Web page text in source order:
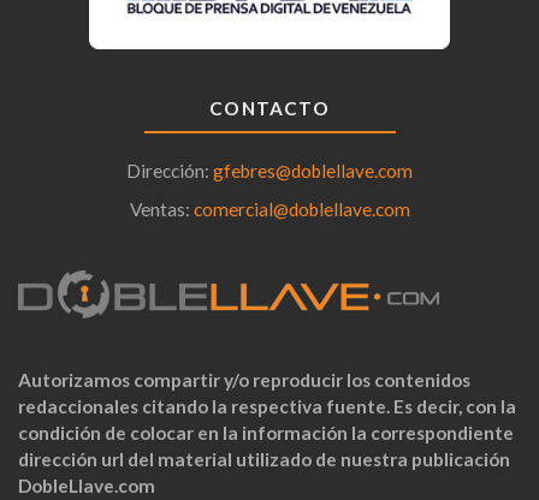
CONTACTO
Dirección: gfebres@doblellave.com
Ventas: comercial@doblellave.com
Autorizamos compartir y/o reproducir los contenidos
redaccionales citando la respectiva fuente. Es decir, con la
condición de colocar en la información la correspondiente
dirección url del material utilizado de nuestra publicación
DobleLlave.com